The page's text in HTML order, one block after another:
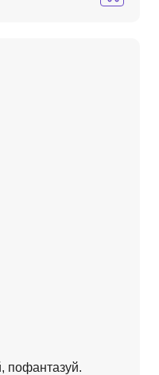
пофантазуй.